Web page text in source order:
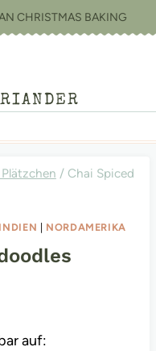
CHRISTMAS BAKING
/ Chai Spiced
INDIEN | NORDAMERIKA
auf: